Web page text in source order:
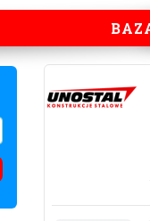
Wyszukaj